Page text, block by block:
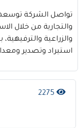
تواصل الشركة
والتجارية من خلال
والزراعية
استيراد وتصدير
2275